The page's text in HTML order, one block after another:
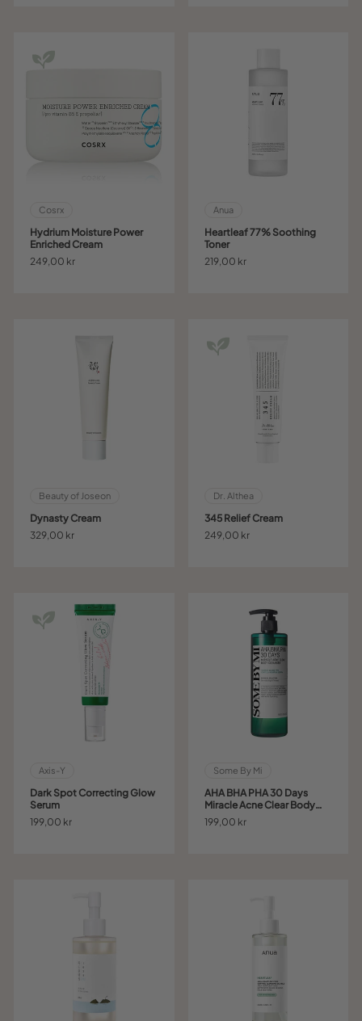
Cosrx
Hydrium Moisture Power
Enriched Cream
249,00 kr
Anua
Heartleaf 77% Soothing
Toner
219,00 kr
Beauty of Joseon
Dynasty Cream
329,00 kr
Dr. Althea
345 Relief Cream
249,00 kr
Axis-Y
Dark Spot Correcting Glow
Serum
199,00 kr
Some By Mi
AHA BHA PHA 30 Days
Miracle Acne Clear Body
Cleanser
199,00 kr